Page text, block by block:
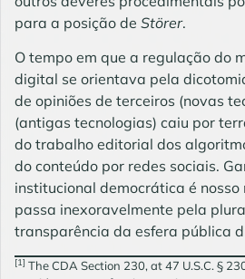
para a posição de Störer.
O tempo em que a regulação do
digital se orientava pela
de opiniões de terceiros (novas
(antigas tecnologias) caiu por
do trabalho editorial dos
do conteúdo por redes sociais.
institucional democrática é nosso
passa inexoravelmente pela
transparência da esfera pública
[1] The CDA Section 230, at 47 U.S.C. §